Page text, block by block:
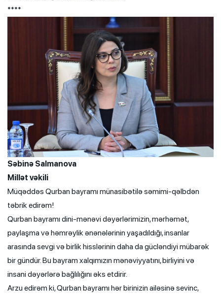
****
Səbinə Salmanova
Millət vəkili
Müqəddəs Qurban bayramı münasibətilə səmimi-qəlbdən
təbrik edirəm!
Qurban bayramı dini-mənəvi dəyərlərimizin, mərhəmət,
paylaşma və həmrəylik ənənələrinin yaşadıldığı, insanlar
arasında sevgi və birlik hisslərinin daha da gücləndiyi mübarək
bir gündür. Bu bayram xalqımızın mənəviyyatını, birliyini və
insani dəyərlərə bağlılığını əks etdirir.
Arzu edirəm ki, Qurban bayramı hər birinizin ailəsinə sevinc,